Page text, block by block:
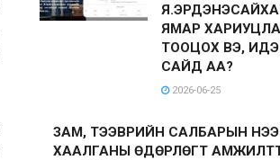
ЯМАР
ТООЦОХ ВЭ,
САЙД АА?
2026-06-25
ЗАМ, ТЭЭВРИЙН САЛБАРЫН
ХААЛГАНЫ ӨДӨРЛӨГТ